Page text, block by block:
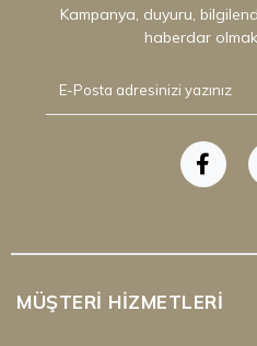
Kampanya, duyuru,
haberdar
MÜŞTERI HIZMETLERI